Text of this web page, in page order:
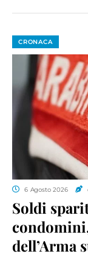
CRONACA
6 Agosto 2026
Soldi
dell’Arma